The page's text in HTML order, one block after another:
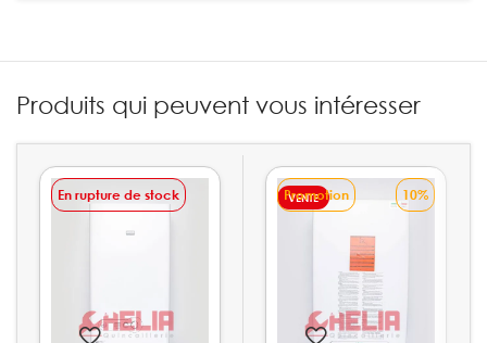
Produits qui peuvent vous intéresser
En rupture de stock Promotion 10%
VENTE